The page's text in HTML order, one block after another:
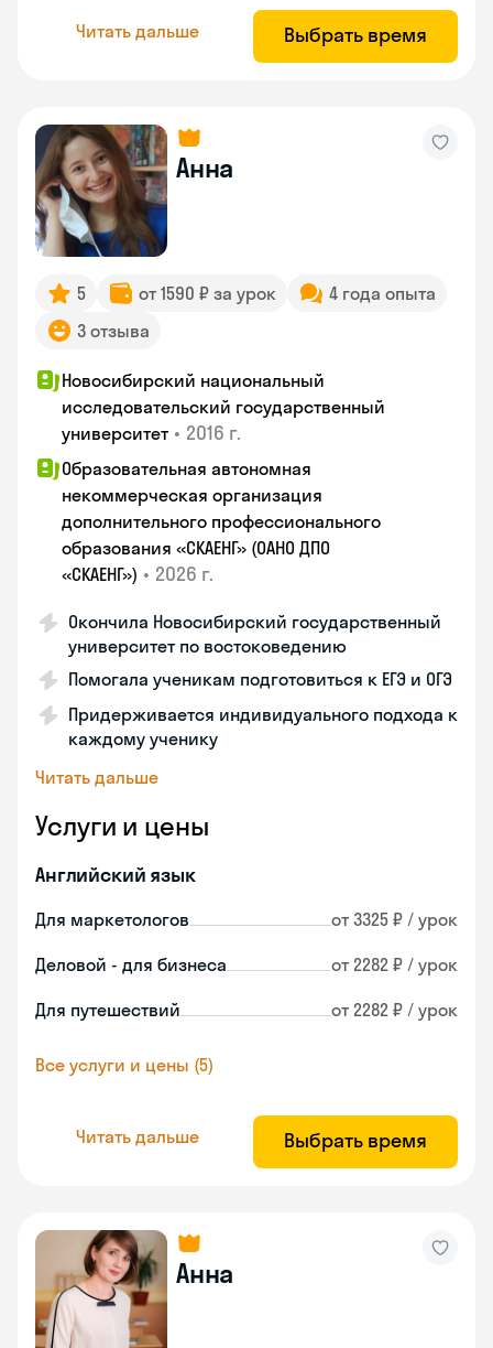
Читать дальше Выбрать время
Анна
5 от 1590 ₽ за урок
4 года опыта
3 отзыва
Новосибирский национальный
исследовательский государственный
университет • 2016 г.
Образовательная автономная
некоммерческая организация
дополнительного профессионального
образования «СКАЕНГ» (ОАНО ДПО
«СКАЕНГ») • 2026 г.
Окончила Новосибирский государственный
университет по востоковедению
Помогала ученикам подготовиться к ЕГЭ и ОГЭ
Придерживается индивидуального подхода к
каждому ученику
Читать дальше
Услуги и цены
Английский язык
Для маркетологов от 3325 ₽ / урок
Деловой - для бизнеса от 2282 ₽ / урок
Для путешествий от 2282 ₽ / урок
Все услуги и цены (5)
Читать дальше Выбрать время
Анна